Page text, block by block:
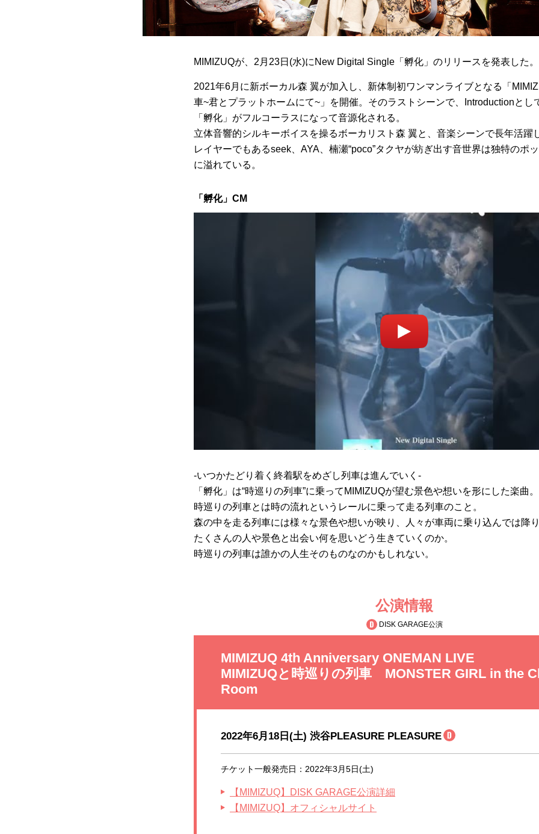
MIMIZUQが、2月23日(水)にNew Digital Single「孵化」のリリースを発表した。
2021年6月に新ボーカル森 翼が加入し、新体制初ワンマンライブとなる「
車~君とプラットホームにて~」を開催。そのラストシーンで、Introductionとし
「孵化」がフルコーラスになって音源化される。
立体音響的シルキーボイスを操るボーカリスト森 翼と、音楽シーンで長年活躍
レイヤーでもあるseek、AYA、楠瀬“poco”タクヤが紡ぎ出す音世界は独特のポ
に溢れている。
「孵化」CM
-いつかたどり着く終着駅をめざし列車は進んでいく-
「孵化」は“時巡りの列車”に乗ってMIMIZUQが望む景色や想いを形にした楽曲。
時巡りの列車とは時の流れというレールに乗って走る列車のこと。
森の中を走る列車には様々な景色や想いが映り、人々が車両に乗り込んでは降
たくさんの人や景色と出会い何を思いどう生きていくのか。
時巡りの列車は誰かの人生そのものなのかもしれない。
公演情報
DISK GARAGE公演
MIMIZUQ 4th Anniversary ONEMAN LIVE
MIMIZUQと時巡りの列車 MONSTER GIRL in the
Room
2022年6月18日(土) 渋谷PLEASURE PLEASURE
チケット一般発売日：2022年3月5日(土)
【MIMIZUQ】DISK GARAGE公演詳細
【MIMIZUQ】オフィシャルサイト